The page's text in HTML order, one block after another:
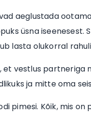
aeglustada
üsna iseenesest.
lasta olukorral
vestlus partneriga
ja mitte oma
pimesi. Kõik, mis on